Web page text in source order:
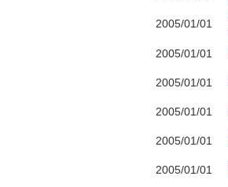
2005/01/01
2005/01/01
2005/01/01
2005/01/01
2005/01/01
2005/01/01